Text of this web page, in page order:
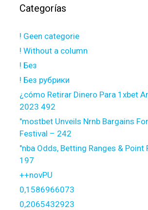
Categorías
! Geen categorie
! Without a column
! Без
! Без рубрики
¿cómo Retirar Dinero Para 1xbet
2023 492
"mostbet Unveils Nrnb Bargains
Festival – 242
"nba Odds, Betting Ranges & Point
197
++novPU
0,1586966073
0,2065432923